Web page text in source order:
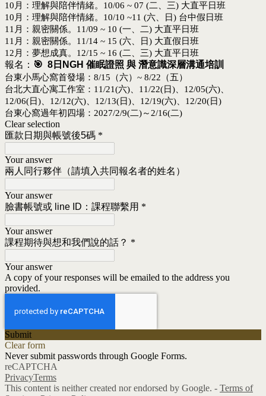
10月：理解與陪伴情緒。10/06 ~ 07 (二、三) 大直平日班
10月：理解與陪伴情緒。10/10 ~11 (六、日) 台中假日班
11月：親密關係。11/09 ~ 10 (一、二) 大直平日班
11月：親密關係。11/14 ~ 15 (六、日) 大直假日班
12月：夢想成真。12/15 ~ 16 (二、三) 大直平日班
報名： 🎯 8日NGH 催眠證照 與 潛意識深層溝通培訓
台東小馬心窩首發場：8/15（六）~ 8/22（五）
台北大直心寓工作室：11/21(六)、11/22(日)、12/05(六)、
12/06(日)、12/12(六)、12/13(日)、12/19(六)、12/20(日)
台東心窩過年初四場：2027/2/9(二)～2/16(二)
Clear selection
匯款日期與帳號後5碼 *
Your answer
兩人同行夥伴（請填入共同報名者的姓名）
Your answer
臉書帳號或 line ID：課程聯繫用 *
Your answer
課程期待與想和我們說的話？ *
Your answer
A copy of your responses will be emailed to the address you
provided.
Submit
Clear form
Never submit passwords through Google Forms.
reCAPTCHA
PrivacyTerms
This content is neither created nor endorsed by Google. - Terms of